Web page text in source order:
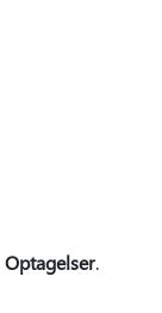
Optagelser.